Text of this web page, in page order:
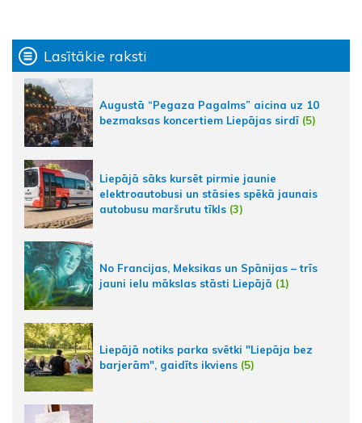
Lasītākie raksti
Augustā “Pegaza Pagalms” aicina uz 10
bezmaksas koncertiem Liepājas sirdī (5)
Liepājā sāks kursēt pirmie jaunie
elektroautobusi un stāsies spēkā jaunais
autobusu maršrutu tīkls (3)
No Francijas, Meksikas un Spānijas – trīs
jauni ielu mākslas stāsti Liepājā (1)
Liepājā notiks parka svētki "Liepāja bez
barjerām", gaidīts ikviens (5)